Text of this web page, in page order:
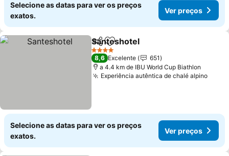
Selecione as datas para ver os preços
exatos.
Ver preços
PartilharAdicionar aos favoritos
Santeshotel
4 Estrelas
8,6 Excelente
651
a 4.4 km de IBU World Cup Biathlon
Experiência autêntica de chalé alpino
Selecione as datas para ver os preços
exatos.
Ver preços